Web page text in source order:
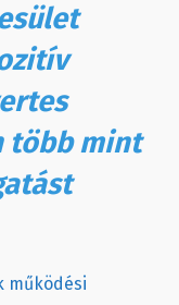
több mint
működési